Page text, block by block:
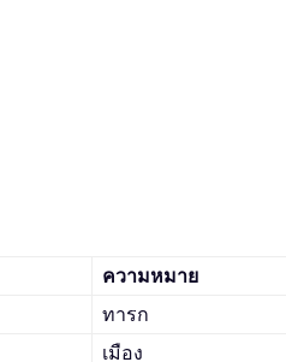
ความหมาย
ทารก
เมือง